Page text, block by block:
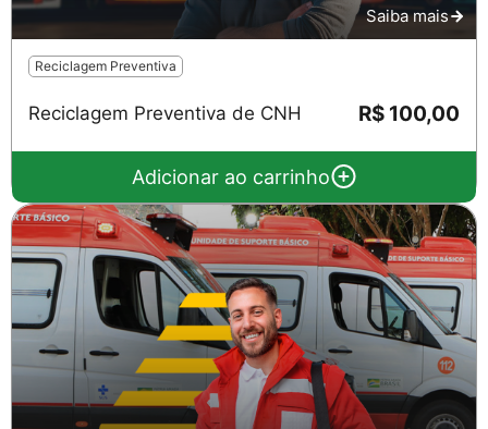
Saiba mais
Reciclagem Preventiva
Reciclagem Preventiva de CNH R$ 100,00
Adicionar ao carrinho